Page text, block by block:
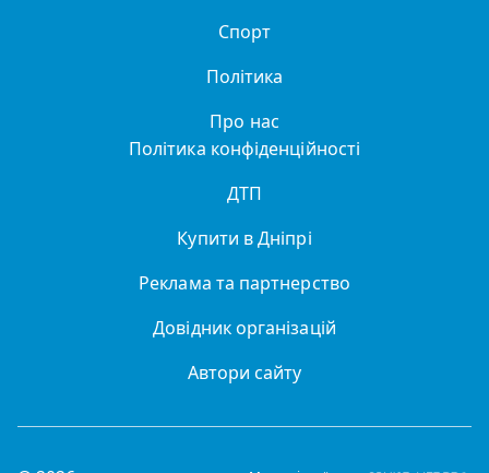
Спорт
Політика
Про нас
Політика конфіденційності
ДТП
Купити в Дніпрі
Реклама та партнерство
Довідник організацій
Автори сайту